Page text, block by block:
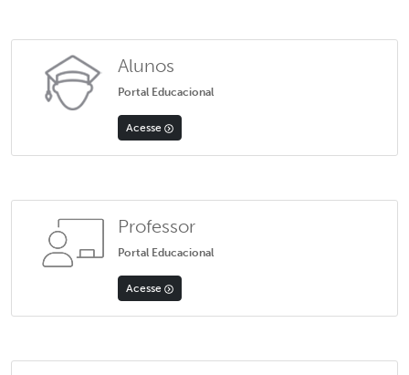
Alunos
Portal Educacional
Acesse
Professor
Portal Educacional
Acesse